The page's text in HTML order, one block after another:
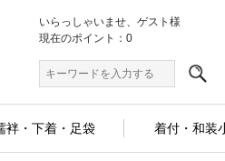
いらっしゃいませ、ゲスト様
現在のポイント：0
袢・下着・足袋 着付・和装